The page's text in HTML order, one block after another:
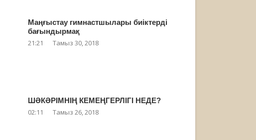
Маңғыстау гимнастшылары биіктерді
бағындырмақ
21:21 Тамыз 30, 2018
ШӘКӘРІМНІҢ КЕМЕҢГЕРЛІГІ НЕДЕ?
02:11 Тамыз 26, 2018